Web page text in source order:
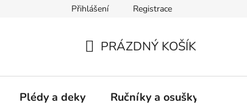
Přihlášení Registrace
KOŠÍK
PRÁZDNÝ KOŠÍK
Plédy a deky Ručníky a osušky - frotté